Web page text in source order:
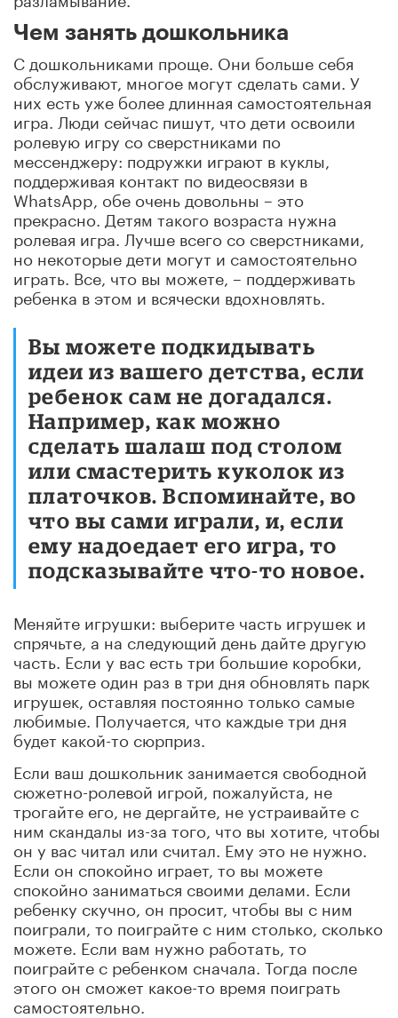
Чем занять дошкольника
С дошкольниками проще. Они больше себя
обслуживают, многое могут сделать сами. У
них есть уже более длинная самостоятельная
игра. Люди сейчас пишут, что дети освоили
ролевую игру со сверстниками по
мессенджеру: подружки играют в куклы,
поддерживая контакт по видеосвязи в
WhatsApp, обе очень довольны – это
прекрасно. Детям такого возраста нужна
ролевая игра. Лучше всего со сверстниками,
но некоторые дети могут и самостоятельно
играть. Все, что вы можете, – поддерживать
ребенка в этом и всячески вдохновлять.
Вы можете подкидывать
идеи из вашего детства, если
ребенок сам не догадался.
Например, как можно
сделать шалаш под столом
или смастерить куколок из
платочков. Вспоминайте, во
что вы сами играли, и, если
ему надоедает его игра, то
подсказывайте что-то новое.
Меняйте игрушки: выберите часть игрушек и
спрячьте, а на следующий день дайте другую
часть. Если у вас есть три большие коробки,
вы можете один раз в три дня обновлять парк
игрушек, оставляя постоянно только самые
любимые. Получается, что каждые три дня
будет какой-то сюрприз.
Если ваш дошкольник занимается свободной
сюжетно-ролевой игрой, пожалуйста, не
трогайте его, не дергайте, не устраивайте с
ним скандалы из-за того, что вы хотите, чтобы
он у вас читал или считал. Ему это не нужно.
Если он спокойно играет, то вы можете
спокойно заниматься своими делами. Если
ребенку скучно, он просит, чтобы вы с ним
поиграли, то поиграйте с ним столько, сколько
можете. Если вам нужно работать, то
поиграйте с ребенком сначала. Тогда после
этого он сможет какое-то время поиграть
самостоятельно.